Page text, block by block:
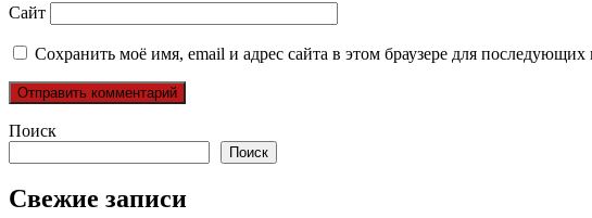
Сайт
Сохранить моё имя, email и адрес сайта в этом браузере для
Поиск
Поиск
Свежие записи